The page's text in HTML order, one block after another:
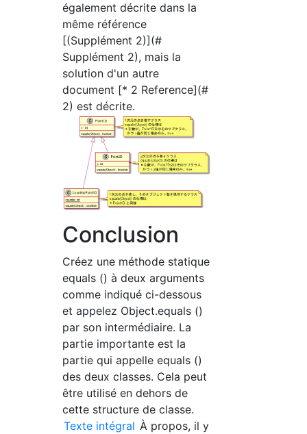
également décrite dans la
même référence
[(Supplément 2)](#
Supplément 2), mais la
solution d'un autre
document [* 2 Reference](#
2) est décrite.
Conclusion
Créez une méthode statique
equals () à deux arguments
comme indiqué ci-dessous
et appelez Object.equals ()
par son intermédiaire. La
partie importante est la
partie qui appelle equals ()
des deux classes. Cela peut
être utilisé en dehors de
cette structure de classe.
Texte intégral À propos, il y